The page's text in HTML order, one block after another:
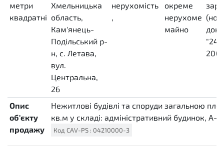
метри
квадратні
Хмельницька
область,
Кам'янець-
Подільський р-
н, с. Летава,
вул.
Центральна,
26
нерухомість
,
окреме
нерухоме
майно
Опис
об'єкту
продажу
Нежитлові будівлі та споруди загальною
кв.м у складі: адміністративний будинок, А-1
Код CAV-PS : 04210000-3